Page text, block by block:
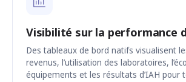
Visibilité sur la performance
Des tableaux de bord natifs visualisent
revenus, l’utilisation des laboratoires,
équipements et les résultats d’IAH pour